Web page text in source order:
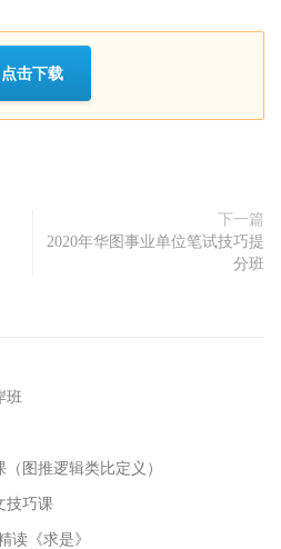
点击下载
下一篇
2020年华图事业单位笔试技巧提
分班
班
图推逻辑类比定义）
技巧课
读《求是》